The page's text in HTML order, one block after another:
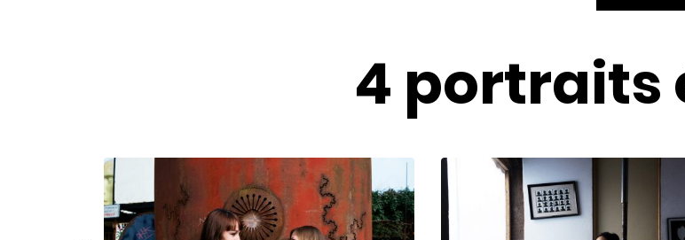
4 portraits